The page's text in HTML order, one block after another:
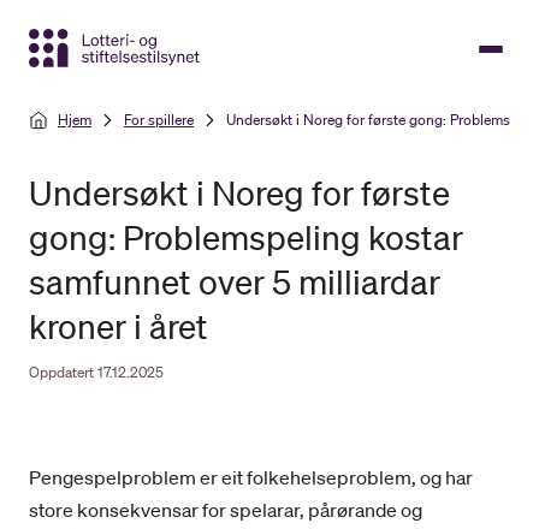
Hjem For spillere Undersøkt i Noreg for første gong:
Undersøkt i Noreg for første
gong: Problemspeling kostar
samfunnet over 5 milliardar
kroner i året
Oppdatert 17.12.2025
Pengespelproblem er eit folkehelseproblem, og har
store konsekvensar for spelarar, pårørande og